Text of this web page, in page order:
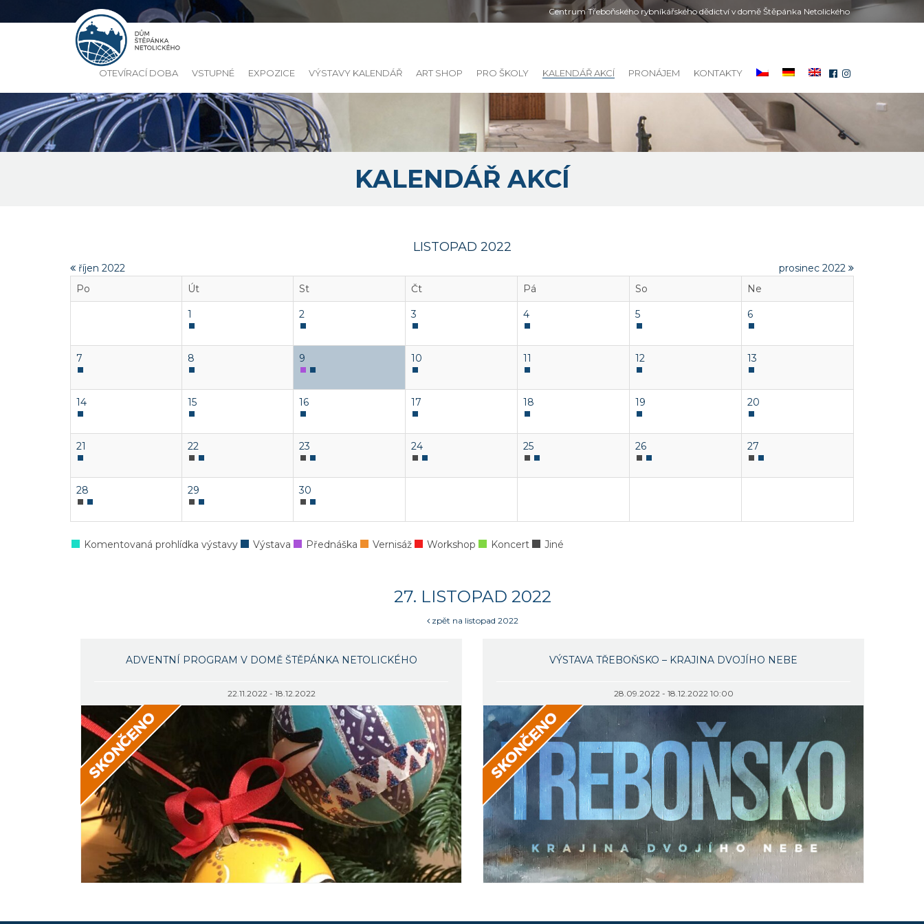
Centrum Třeboňského rybníkářského dědictví v domě Štěpánka Netolického
OTEVÍRACÍ DOBA VSTUPNÉ EXPOZICE VÝSTAVY KALENDÁŘ ART SHOP PRO ŠKOLY KALENDÁŘ AKCÍ PRONÁJEM KONTAKTY
KALENDÁŘ AKCÍ
LISTOPAD 2022
říjen 2022
prosinec 2022
Po
Út St Čt Pá So Ne
1 2 3 4 5 6
7 8 9 10 11 12 13
14 15 16 17 18 19 20
21 22 23 24 25 26 27
28 29 30
Komentovaná prohlídka výstavy Výstava Přednáška Vernisáž Workshop Koncert Jiné
27. LISTOPAD 2022
zpět na listopad 2022
ADVENTNÍ PROGRAM V DOMĚ ŠTĚPÁNKA NETOLICKÉHO
22.11.2022 - 18.12.2022
VÝSTAVA TŘEBOŇSKO – KRAJINA DVOJÍHO NEBE
28.09.2022 - 18.12.2022 10:00